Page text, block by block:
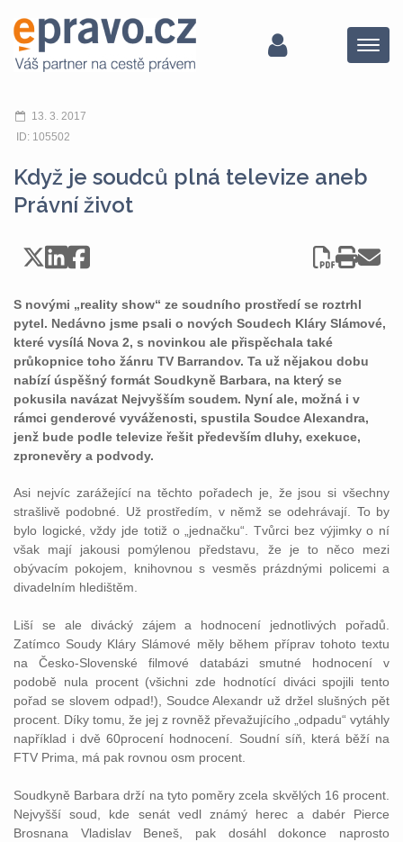
Menu
13. 3. 2017
ID: 105502
Když je soudců plná televize aneb
Právní život
S novými „reality show“ ze soudního prostředí se roztrhl
pytel. Nedávno jsme psali o nových Soudech Kláry Slámové,
které vysílá Nova 2, s novinkou ale přispěchala také
průkopnice toho žánru TV Barrandov. Ta už nějakou dobu
nabízí úspěšný formát Soudkyně Barbara, na který se
pokusila navázat Nejvyšším soudem. Nyní ale, možná i v
rámci genderové vyváženosti, spustila Soudce Alexandra,
jenž bude podle televize řešit především dluhy, exekuce,
zpronevěry a podvody.
Asi nejvíc zarážející na těchto pořadech je, že jsou si všechny
strašlivě podobné. Už prostředím, v němž se odehrávají. To by
bylo logické, vždy jde totiž o „jednačku“. Tvůrci bez výjimky o ní
však mají jakousi pomýlenou představu, že je to něco mezi
obývacím pokojem, knihovnou s vesměs prázdnými policemi a
divadelním hledištěm.
Liší se ale divácký zájem a hodnocení jednotlivých pořadů.
Zatímco Soudy Kláry Slámové měly během příprav tohoto textu
na Česko-Slovenské filmové databázi smutné hodnocení v
podobě nula procent (všichni zde hodnotící diváci spojili tento
pořad se slovem odpad!), Soudce Alexandr už držel slušných pět
procent. Díky tomu, že jej z rovněž převažujícího „odpadu“ vytáhly
například i dvě 60procení hodnocení. Soudní síň, která běží na
FTV Prima, má pak rovnou osm procent.
Soudkyně Barbara drží na tyto poměry zcela skvělých 16 procent.
Nejvyšší soud, kde senát vedl známý herec a dabér Pierce
Brosnana Vladislav Beneš, pak dosáhl dokonce naprosto